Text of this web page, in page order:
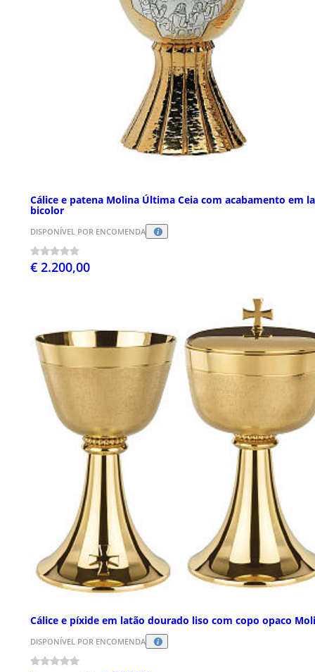
Cálice e patena Molina Última Ceia com acabamento em
bicolor
DISPONÍVEL POR ENCOMENDA
€ 2.200,00
Cálice e píxide em latão dourado liso com copo opaco
DISPONÍVEL POR ENCOMENDA